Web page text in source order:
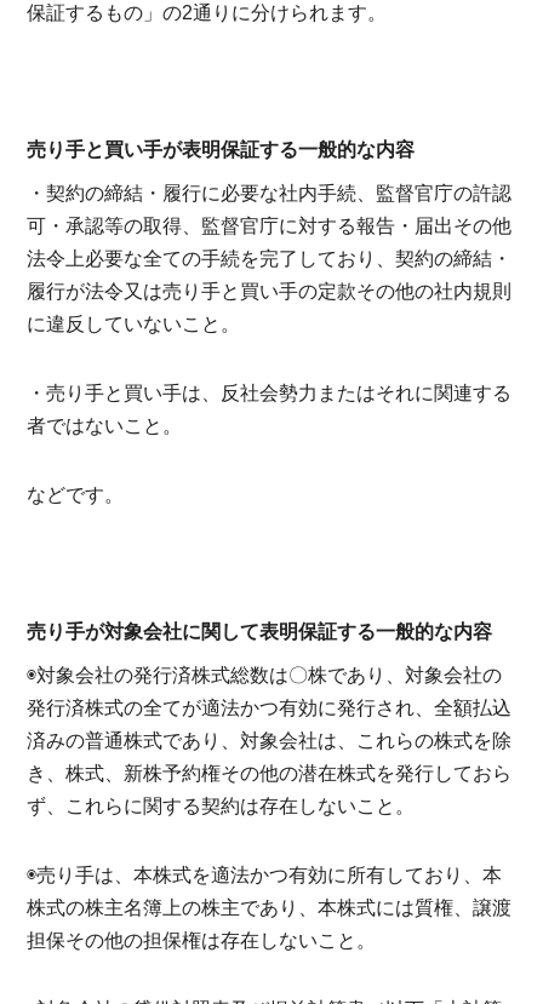
保証するもの」の2通りに分けられます。
売り手と買い手が表明保証する一般的な内容
・契約の締結・履行に必要な社内手続、監督官庁の許認
可・承認等の取得、監督官庁に対する報告・届出その他
法令上必要な全ての手続を完了しており、契約の締結・
履行が法令又は売り手と買い手の定款その他の社内規則
に違反していないこと。
・売り手と買い手は、反社会勢力またはそれに関連する
者ではないこと。
などです。
売り手が対象会社に関して表明保証する一般的な内容
◉対象会社の発行済株式総数は〇株であり、対象会社の
発行済株式の全てが適法かつ有効に発行され、全額払込
済みの普通株式であり、対象会社は、これらの株式を除
き、株式、新株予約権その他の潜在株式を発行しておら
ず、これらに関する契約は存在しないこと。
◉売り手は、本株式を適法かつ有効に所有しており、本
株式の株主名簿上の株主であり、本株式には質権、譲渡
担保その他の担保権は存在しないこと。